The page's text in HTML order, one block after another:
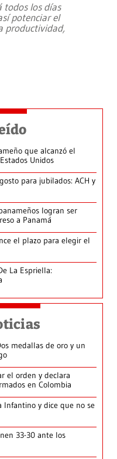
todos los días
potenciar el
productividad,
que alcanzó el
Unidos
para jubilados: ACH y
logran ser
a Panamá
el plazo para elegir el
La Espriella:
medallas de oro y un
el orden y declara
en Colombia
Infantino y dice que no se
33-30 ante los